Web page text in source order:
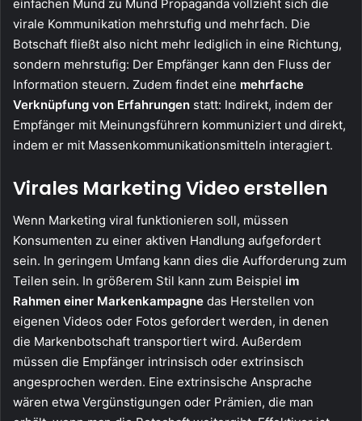
einfachen Mund zu Mund Propaganda vollzieht sich die
virale Kommunikation mehrstufig und mehrfach. Die
Botschaft fließt also nicht mehr lediglich in eine Richtung,
sondern mehrstufig: Der Empfänger kann den Fluss der
Information steuern. Zudem findet eine mehrfache
Verknüpfung von Erfahrungen statt: Indirekt, indem der
Empfänger mit Meinungsführern kommuniziert und direkt,
indem er mit Massenkommunikationsmitteln interagiert.
Virales Marketing Video erstellen
Wenn Marketing viral funktionieren soll, müssen
Konsumenten zu einer aktiven Handlung aufgefordert
sein. In geringem Umfang kann dies die Aufforderung zum
Teilen sein. In größerem Stil kann zum Beispiel im
Rahmen einer Markenkampagne das Herstellen von
eigenen Videos oder Fotos gefordert werden, in denen
die Markenbotschaft transportiert wird. Außerdem
müssen die Empfänger intrinsisch oder extrinsisch
angesprochen werden. Eine extrinsische Ansprache
wären etwa Vergünstigungen oder Prämien, die man